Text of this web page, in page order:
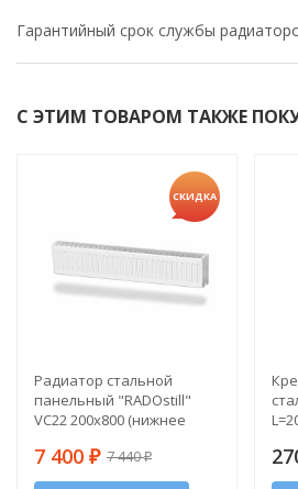
Гарантийный срок службы
С ЭТИМ ТОВАРОМ ТАКЖЕ
СКИДКА
Радиатор стальной
панельный "RADOstill"
VC22 200х800 (нижнее
7 400 ₽ 7 440₽